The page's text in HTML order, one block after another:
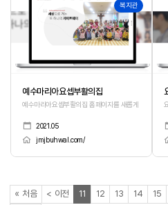
복지관
예수마리아요셉부활의집
예수마리아요셉부활의집 홈페이지를 새롭게 오픈하였
2021.05
jmjbuhwal.com/
« 처음페이지
< 이전페이지
열린
11 페이지
12페이지
13페이지
14페이지
15